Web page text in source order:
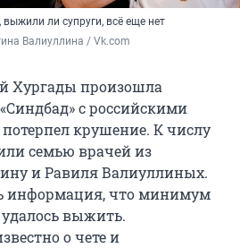
ли супруги, всё еще нет
Валиуллина / Vk.com
Хургады произошла
с российскими
крушение. К числу
семью врачей из
и Равиля Валиуллиных.
информация, что минимум
выжить.
о чете и